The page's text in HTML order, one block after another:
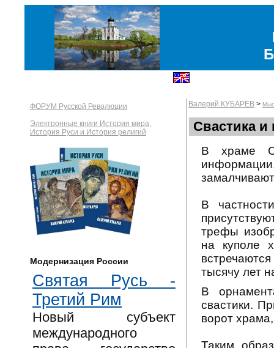
ФОРУМ Русской Революции
Электронные книги История мира,
История Руси и История религий
Модернизация России
Святая Русь -
Третий Рим
Новый субъект
международного
Валерий КУБАРЕВ >
Свастика и
В храме
В
трефы
на куполе
тысячу лет
В
свастики.
ворот
Таким